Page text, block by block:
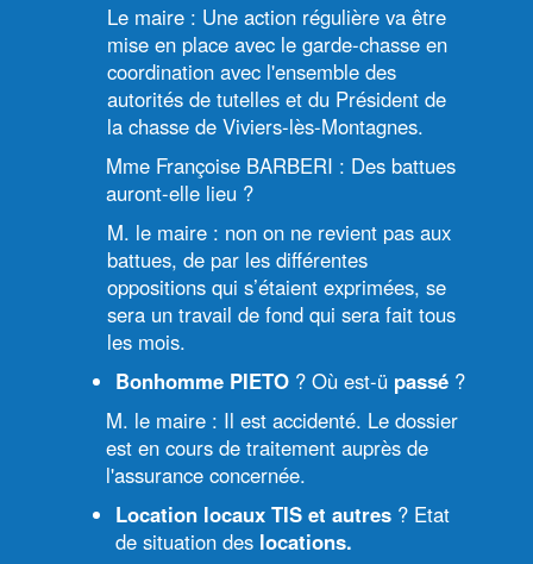
Le maire : Une action régulière va être
mise en place avec le garde-chasse en
coordination avec l'ensemble des
autorités de tutelles et du Président de
la chasse de Viviers-lès-Montagnes.
Mme Françoise BARBERI : Des battues
auront-elle lieu ?
M. le maire : non on ne revient pas aux
battues, de par les différentes
oppositions qui s’étaient exprimées, se
sera un travail de fond qui sera fait tous
les mois.
Bonhomme PIETO ? Où est-ü passé ?
M. le maire : Il est accidenté. Le dossier
est en cours de traitement auprès de
l'assurance concernée.
Location locaux TIS et autres ? Etat
de situation des locations.